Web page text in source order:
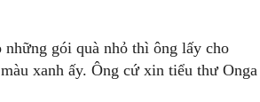
gói quà nhỏ thì ông lấy cho
xanh ấy. Ông cứ xin tiểu thư Onga